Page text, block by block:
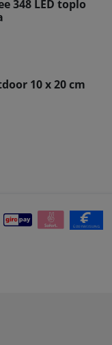
348 LED toplo
10 x 20 cm